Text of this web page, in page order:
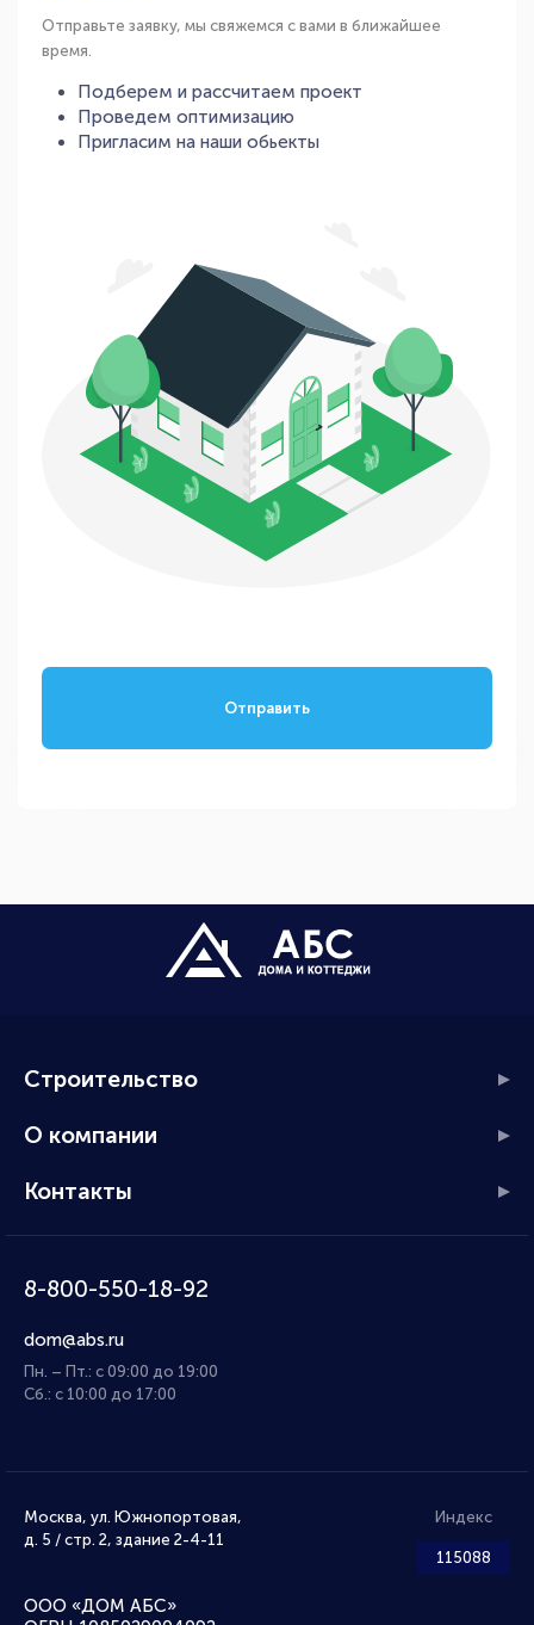
Отправьте заявку, мы свяжемся с вами в ближайшее
время.
Подберем и рассчитаем проект
Проведем оптимизацию
Пригласим на наши обьекты
Отправить
Строительство
О компании
Контакты
8-800-550-18-92
dom@abs.ru
Пн. – Пт.: с 09:00 до 19:00
Сб.: с 10:00 до 17:00
Москва, ул. Южнопортовая,
д. 5 / стр. 2, здание 2-4-11
Индекс
115088
ООО «ДОМ АБС»